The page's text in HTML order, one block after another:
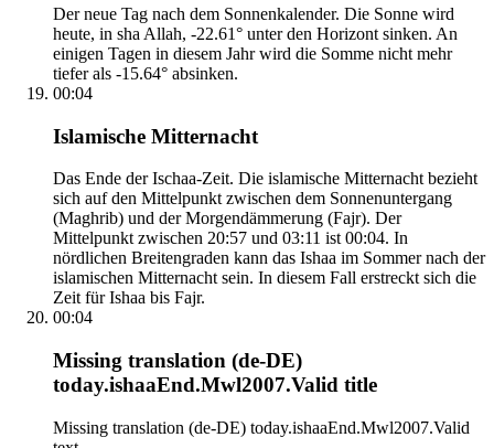
Der neue Tag nach dem Sonnenkalender. Die Sonne wird
heute, in sha Allah, -22.61° unter den Horizont sinken. An
einigen Tagen in diesem Jahr wird die Somme nicht mehr
tiefer als -15.64° absinken.
00:04
Islamische Mitternacht
Das Ende der Ischaa-Zeit. Die islamische Mitternacht bezieht
sich auf den Mittelpunkt zwischen dem Sonnenuntergang
(Maghrib) und der Morgendämmerung (Fajr). Der
Mittelpunkt zwischen 20:57 und 03:11 ist 00:04. In
nördlichen Breitengraden kann das Ishaa im Sommer nach der
islamischen Mitternacht sein. In diesem Fall erstreckt sich die
Zeit für Ishaa bis Fajr.
00:04
Missing translation (de-DE)
today.ishaaEnd.Mwl2007.Valid title
Missing translation (de-DE) today.ishaaEnd.Mwl2007.Valid